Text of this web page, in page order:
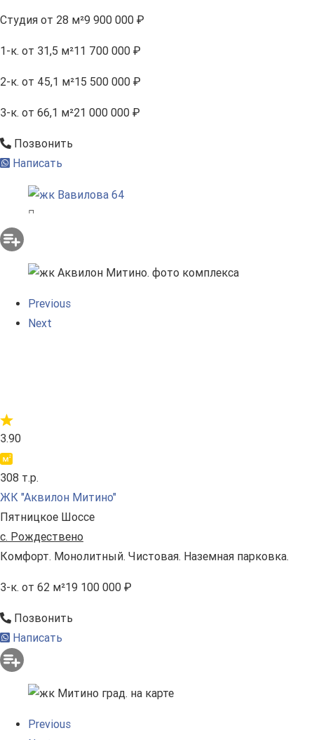
Студия от 28 м²9 900 000 ₽
1-к. от 31,5 м²11 700 000 ₽
2-к. от 45,1 м²15 500 000 ₽
3-к. от 66,1 м²21 000 000 ₽
Позвонить
Написать
Previous
Next
3.90
308 т.р.
ЖК "Аквилон Митино"
Пятницкое Шоссе
с. Рождествено
Комфорт. Монолитный. Чистовая. Наземная парковка.
3-к. от 62 м²19 100 000 ₽
Позвонить
Написать
Previous